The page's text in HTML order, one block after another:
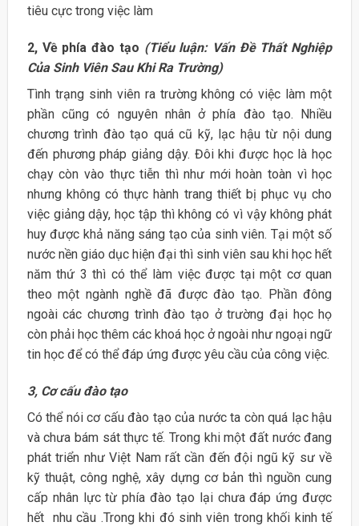
tiêu cực trong việc làm
2, Về phía đào tạo (Tiểu luận: Vấn Đề Thất Nghiệp
Của Sinh Viên Sau Khi Ra Trường)
Tình trạng sinh viên ra trường không có việc làm một
phần cũng có nguyên nhân ở phía đào tạo. Nhiều
chương trình đào tạo quá cũ kỹ, lạc hậu từ nội dung
đến phương pháp giảng dậy. Đôi khi được học là học
chạy còn vào thực tiễn thì như mới hoàn toàn vì học
nhưng không có thực hành trang thiết bị phục vụ cho
việc giảng dậy, học tập thì không có vì vậy không phát
huy được khả năng sáng tạo của sinh viên. Tại một số
nước nền giáo dục hiện đại thì sinh viên sau khi học hết
năm thứ 3 thì có thể làm việc được tại một cơ quan
theo một ngành nghề đã được đào tạo. Phần đông
ngoài các chương trình đào tạo ở trường đại học họ
còn phải học thêm các khoá học ở ngoài như ngoại ngữ
tin học để có thể đáp ứng được yêu cầu của công việc.
3, Cơ cấu đào tạo
Có thể nói cơ cấu đào tạo của nước ta còn quá lạc hậu
và chưa bám sát thực tế. Trong khi một đất nước đang
phát triển như Việt Nam rất cần đến đội ngũ kỹ sư về
kỹ thuật, công nghệ, xây dựng cơ bản thì nguồn cung
cấp nhân lực từ phía đào tạo lại chưa đáp ứng được
hết nhu cầu .Trong khi đó sinh viên trong khối kinh tế